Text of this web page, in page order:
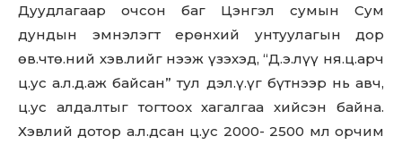
Дуудлагаар очсон баг Цэнгэл сумын Сум
дундын эмнэлэгт ерөнхий унтуулагын дор
өв.чтө.ний хэв.лийг нээж үзэхэд, “Д.э.лүү ня.ц.арч
ц.ус а.л.д.аж байсан” тул дэл.ү.үг бүтнээр нь авч,
ц.ус алда.лтыг тогтоох хагалгаа хийсэн байна.
Хэвлий дотор а.л.дсан ц.ус 2000- 2500 мл орчим